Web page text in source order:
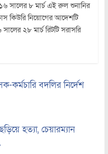
সালের ৮ মার্চ এই রুল শুনানির
কিউরি নিয়োগের আদেশটি
২৮ মার্চ রিটটি সরাসরি
বদলির নির্দেশ
হত্যা, চেয়ারম্যান